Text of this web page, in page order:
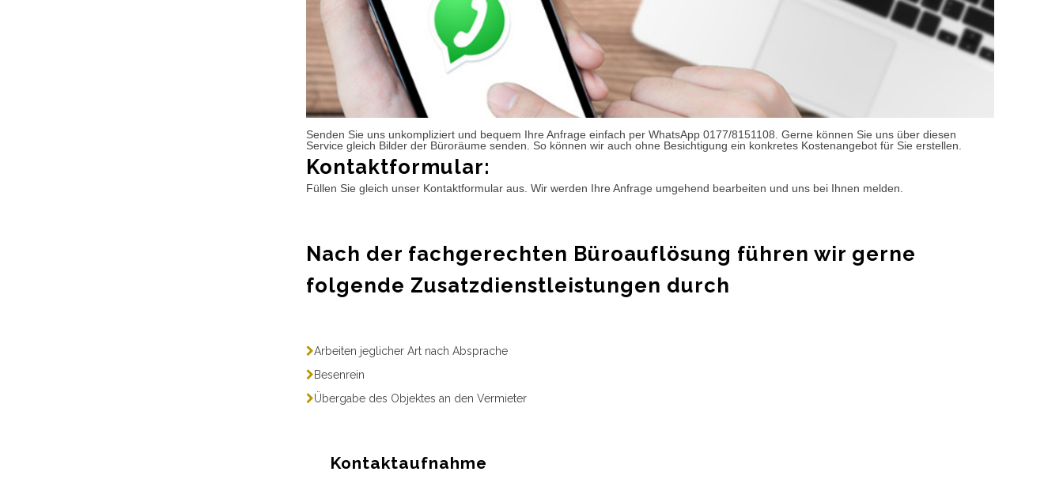
Senden Sie uns unkompliziert und bequem Ihre Anfrage einfach per WhatsApp 0177/8151108. Gerne können Sie uns über diesen
Service gleich Bilder der Büroräume senden. So können wir auch ohne Besichtigung ein konkretes Kostenangebot für Sie erstellen.
Kontaktformular:
Füllen Sie gleich unser Kontaktformular aus. Wir werden Ihre Anfrage umgehend bearbeiten und uns bei Ihnen melden.
Nach der fachgerechten Büroauflösung führen wir gerne
folgende Zusatzdienstleistungen durch
Arbeiten jeglicher Art nach Absprache
Besenrein
Übergabe des Objektes an den Vermieter
Kontaktaufnahme